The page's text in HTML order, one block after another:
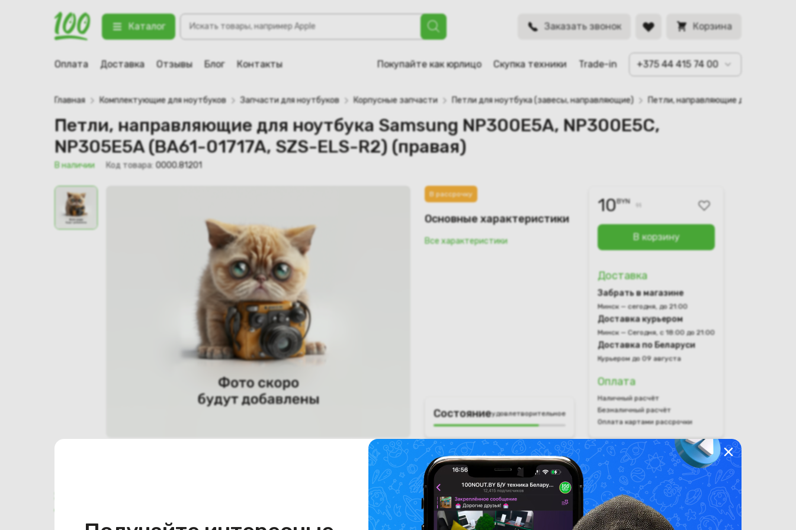
Каталог
товаров
Заказать звонок Корзина
Оплата Доставка Отзывы Блог Контакты Покупайте как юрлицо Скупка техники Trade-in +375 44 415 74 00
Петли, направляющие для ноутбука Samsung NP300E5A, NP300E5C, NP305E5A (BA61-01717A, SZS-ELS-R2)
(правая)
BYN
Главная Комплектующие для ноутбуков Запчасти для ноутбуков Корпусные запчасти Петли для ноутбука (завесы, направляющие) Петли, направляющие для ноутбука
Петли, направляющие для ноутбука Samsung NP300E5A, NP300E5C,
NP305E5A (BA61-01717A, SZS-ELS-R2) (правая)
В наличии Код товара: 0000.81201
В рассрочку
Основные характеристики
Все характеристики
Состояниеудовлетворительное
10BYN
В корзину
Доставка
Забрать в магазине
Минск — сегодня, до 21:00
Доставка курьером
Минск — Сегодня, с 18:00 до 21:00
Доставка по Беларуси
Курьером до 09 августа
Оплата
Наличный расчёт
Безналичный расчёт
Оплата картами рассрочки